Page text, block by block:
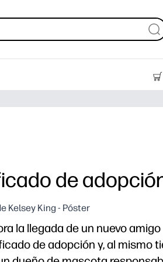
de
Kelsey King - Póster
la llegada de un nuevo
de adopción y, al mismo